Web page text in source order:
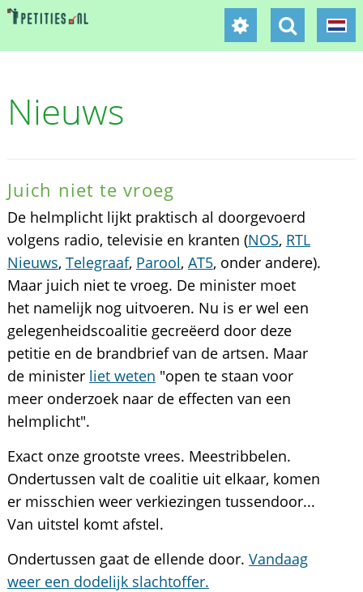
Nieuws
Juich niet te vroeg
De helmplicht lijkt praktisch al doorgevoerd
volgens radio, televisie en kranten (NOS, RTL
Nieuws, Telegraaf, Parool, AT5, onder andere).
Maar juich niet te vroeg. De minister moet
het namelijk nog uitvoeren. Nu is er wel een
gelegenheidscoalitie gecreëerd door deze
petitie en de brandbrief van de artsen. Maar
de minister liet weten "open te staan voor
meer onderzoek naar de effecten van een
helmplicht".
Exact onze grootste vrees. Meestribbelen.
Ondertussen valt de coalitie uit elkaar, komen
er misschien weer verkiezingen tussendoor...
Van uitstel komt afstel.
Ondertussen gaat de ellende door. Vandaag
weer een dodelijk slachtoffer.